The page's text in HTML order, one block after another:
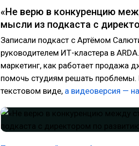
«Не верю в конкуренцию
мысли из подкаста с
Записали подкаст с Артёмом
руководителем ИТ-кластера в
маркетинг, как работает продажа
помочь студиям решать
текстовом виде, а видеоверсия —